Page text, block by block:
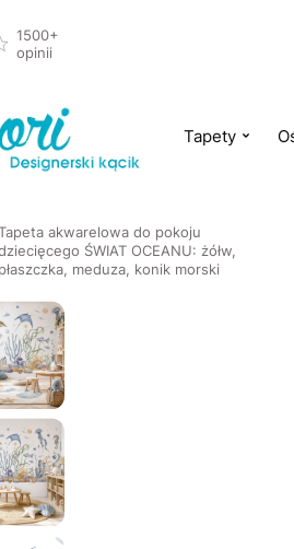
1500+
opinii
Tapety
akwarelowa do pokoju
ŚWIAT OCEANU: żółw,
płaszczka, meduza, konik morski